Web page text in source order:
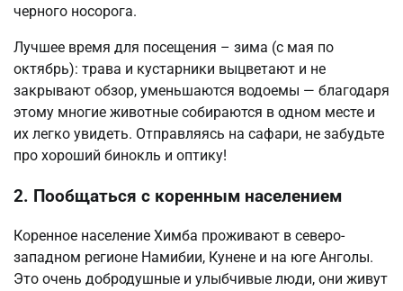
черного носорога.
Лучшее время для посещения – зима (с мая по
октябрь): трава и кустарники выцветают и не
закрывают обзор, уменьшаются водоемы — благодаря
этому многие животные собираются в одном месте и
их легко увидеть. Отправляясь на сафари, не забудьте
про хороший бинокль и оптику!
2. Пообщаться с коренным населением
Коренное население Химба проживают в северо-
западном регионе Намибии, Кунене и на юге Анголы.
Это очень добродушные и улыбчивые люди, они живут